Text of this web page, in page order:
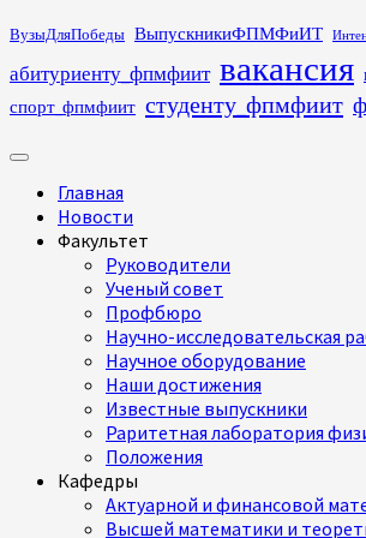
Перейти
содержимому
ВузыДляПобеды ВыпускникиФПМФиИТ
абитуриенту_фпмфиит вакансия
спорт_фпмфиит студенту_фпмфиит
Основное
Главная
Новости
Факультет
Руководители
Ученый совет
Профбюро
Научно-исследовательская
Научное оборудование
Наши достижения
Известные выпускники
Раритетная лаборатория
Положения
Кафедры
Актуарной и финансовой
Высшей математики и